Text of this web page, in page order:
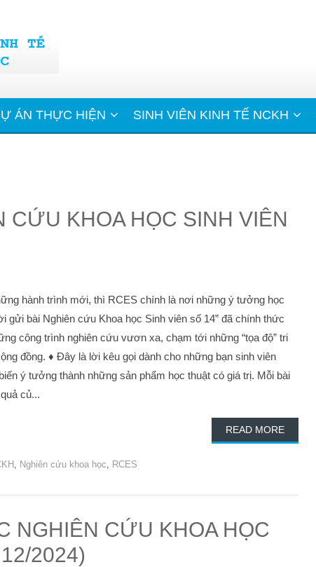
ÁN THỰC HIỆN SINH VIÊN KINH TẾ NCKH
KHOA HỌC SINH VIÊN
hành trình mới, thì RCES chính là nơi những ý tưởng học
gửi bài Nghiên cứu Khoa học Sinh viên số 14” đã chính thức
công trình nghiên cứu vươn xa, chạm tới những “tọa độ” tri
đồng. ♦ Đây là lời kêu gọi dành cho những bạn sinh viên
ý tưởng thành những sản phẩm học thuật có giá trị. Mỗi bài
củ...
READ MORE
, Nghiên cứu khoa học, RCES
NGHIÊN CỨU KHOA HỌC
2024)